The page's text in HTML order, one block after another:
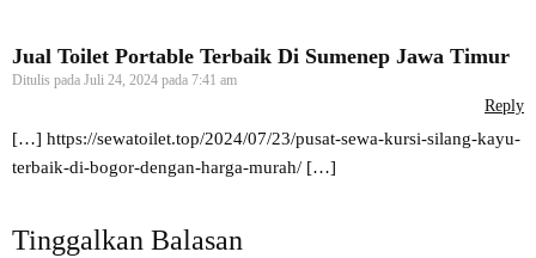
Jual Toilet Portable Terbaik Di Sumenep Jawa Timur
Ditulis pada Juli 24, 2024 pada 7:41 am
Reply
[…] https://sewatoilet.top/2024/07/23/pusat-sewa-kursi-silang-kayu-
terbaik-di-bogor-dengan-harga-murah/ […]
Tinggalkan Balasan